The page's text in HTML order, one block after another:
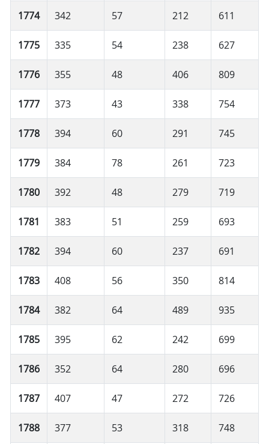
1774 342 57 212 611
1775 335 54 238 627
1776 355 48 406 809
1777 373 43 338 754
1778 394 60 291 745
1779 384 78 261 723
1780 392 48 279 719
1781 383 51 259 693
1782 394 60 237 691
1783 408 56 350 814
1784 382 64 489 935
1785 395 62 242 699
1786 352 64 280 696
1787 407 47 272 726
1788 377 53 318 748